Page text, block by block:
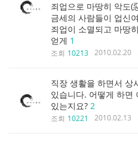
죄업으로 마땅히 악도(
금세의 사람들이 업신
죄업이 소멸되고 마땅
얻게 1
조회 10213 2010.02.20
직장 생활을 하면서 상
있습니다. 어떻게 하면
있는지요? 2
조회 10221 2010.02.13